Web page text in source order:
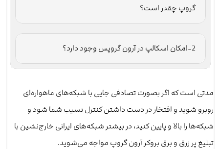
گروپ چقدر است؟
2-امکان اسکالپ در آرون گروپس وجود دارد؟
مدتی است که اگر بصورت تصادفی جایی با شبکه‌های ماهواره‌ای
روبرو شوید و افتخار در دست داشتن کنترل نسیب شما شود و
شبکه‌ها را بالا و پایین کنید، در بیشتر شبکه‌های ایرانی خارج‌نشین با
تبلیغ پر زرق و برق بروکر آرون گروپ مواجه می‌شوید.